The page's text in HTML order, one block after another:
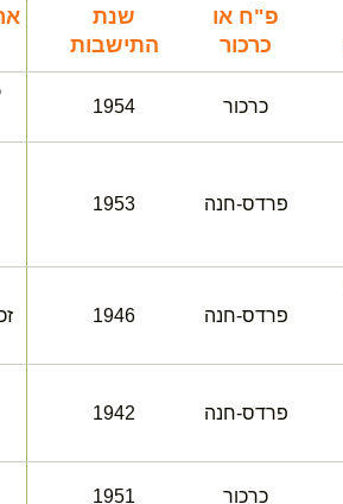
פ"ח או
כרכור
שנת
התישבות
כרכור 1954
פרדס-חנה 1953
פרדס-חנה 1946
פרדס-חנה 1942
כרכור 1951